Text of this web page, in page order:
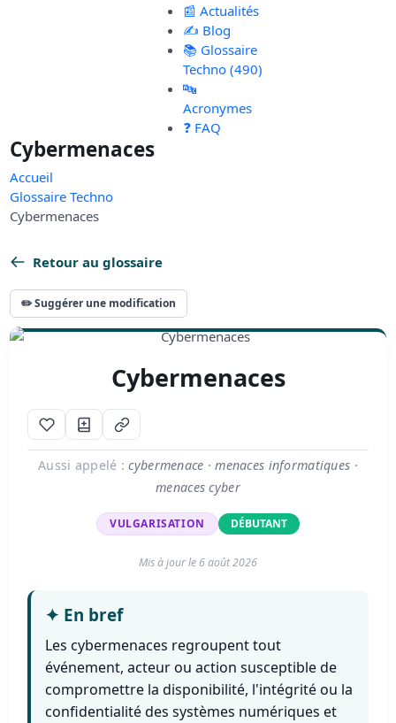
📰 Actualités
✍️ Blog
📚 Glossaire
Techno (490)
🔤
Acronymes
❓ FAQ
Cybermenaces
Accueil
Glossaire Techno
Cybermenaces
Retour au glossaire
✏️ Suggérer une modification
Cybermenaces
Aussi appelé : cybermenace · menaces informatiques ·
menaces cyber
VULGARISATION DÉBUTANT
Mis à jour le 6 août 2026
✦ En bref
Les cybermenaces regroupent tout
événement, acteur ou action susceptible de
compromettre la disponibilité, l'intégrité ou la
confidentialité des systèmes numériques et